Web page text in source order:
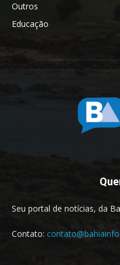
Outros
Educação
Seu portal de notícias, da
Contato: